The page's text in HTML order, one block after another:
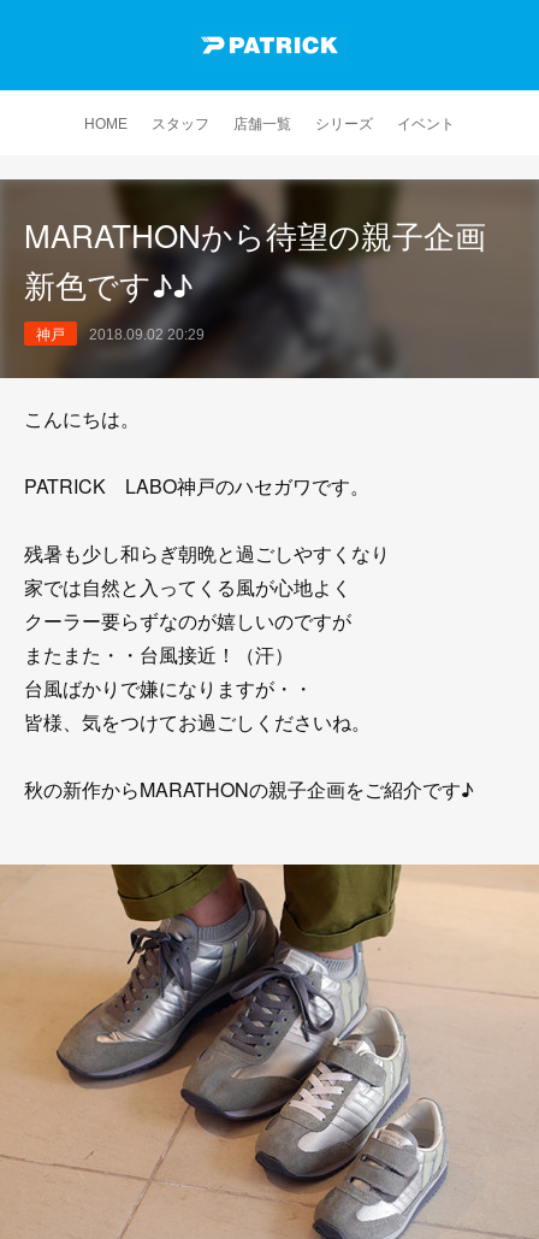
HOME スタッフ 店舗一覧 シリーズ イベント
MARATHONから待望の親子企画
新色です♪♪
神戸 2018.09.02 20:29
こんにちは。
PATRICK LABO神戸のハセガワです。
残暑も少し和らぎ朝晩と過ごしやすくなり
家では自然と入ってくる風が心地よく
クーラー要らずなのが嬉しいのですが
またまた・・台風接近！（汗）
台風ばかりで嫌になりますが・・
皆様、気をつけてお過ごしくださいね。
秋の新作からMARATHONの親子企画をご紹介です♪